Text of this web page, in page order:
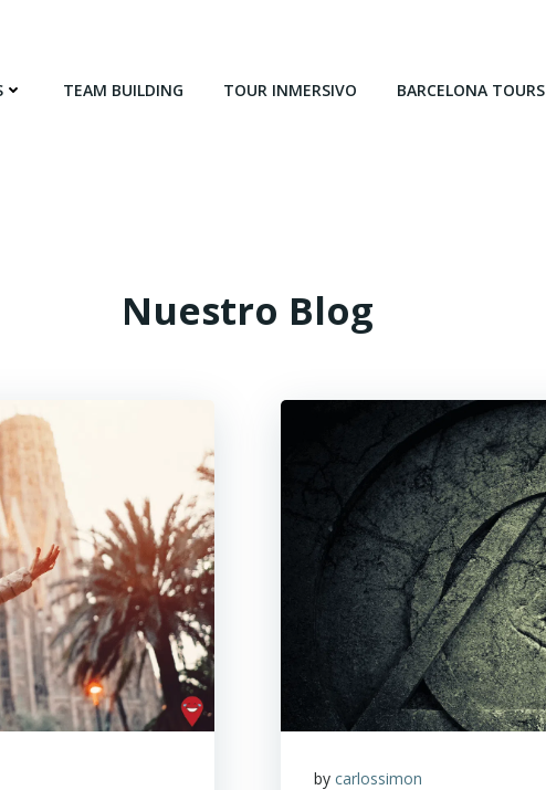
TEAM BUILDING TOUR INMERSIVO BARCELONA TOURS
Nuestro Blog
by carlossimon